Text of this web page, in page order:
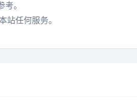
。
站任何服务。